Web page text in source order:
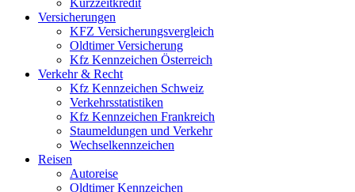
Kurzzeitkredit
Versicherungen
KFZ Versicherungsvergleich
Oldtimer Versicherung
Kfz Kennzeichen Österreich
Verkehr & Recht
Kfz Kennzeichen Schweiz
Verkehrsstatistiken
Kfz Kennzeichen Frankreich
Staumeldungen und Verkehr
Wechselkennzeichen
Reisen
Autoreise
Oldtimer Kennzeichen